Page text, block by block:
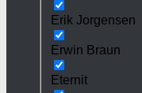
Erik Jorgensen
Erwin Braun
Eternit